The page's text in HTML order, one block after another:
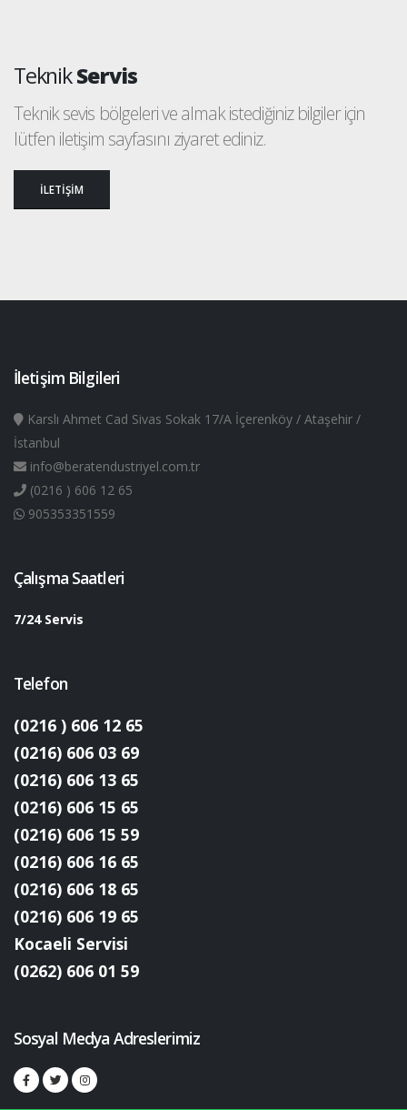
TeknikServis
Teknik sevis bölgeleri ve almak istediğiniz bilgiler için
lütfen iletişim sayfasını ziyaret ediniz.
İLETİŞİM
İletişim Bilgileri
Karslı Ahmet Cad Sivas Sokak 17/A İçerenköy / Ataşehir /
İstanbul
info@beratendustriyel.com.tr
(0216 ) 606 12 65
905353351559
Çalışma Saatleri
7/24 Servis
Telefon
(0216 ) 606 12 65
(0216) 606 03 69
(0216) 606 13 65
(0216) 606 15 65
(0216) 606 15 59
(0216) 606 16 65
(0216) 606 18 65
(0216) 606 19 65
Kocaeli Servisi
(0262) 606 01 59
Sosyal Medya Adreslerimiz